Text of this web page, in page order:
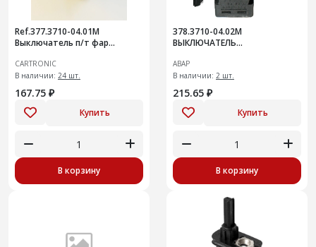
Ref.377.3710-04.01М
Выключатель п/т фар
CARTRONIC
В наличии: 24 шт.
167.75 ₽
Купить
В корзину
378.3710-04.02М
ВЫКЛЮЧАТЕЛЬ
ПСКОВ
АВАР
В наличии: 2 шт.
215.65 ₽
Купить
В корзину